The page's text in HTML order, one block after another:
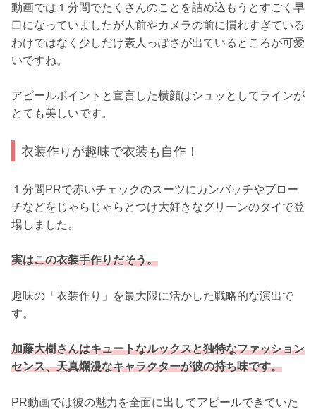
動画では１分間でたくさんのことを詰め込もうとすごく早
口になっていましたが人前やカメラの前に慣れすぎている
わけではなく少しだけ素人っぽさが出ているところが可愛
いですね。
アピールポイントと宣言した横顔はシュッとしてラインが
とても美しいです。
衣装作りが趣味で衣装も自作！
１分間PRで赤いチェックのスーツにカンバッチやブロー
チなどをじゃらじゃらとつけ大好きなグリーンのタイで登
場しました。
実はこの衣装手作りだそう。
趣味の「衣装作り」を最大限に活かした戦略的な演出で
す。
加藤大樹さんはキュートなルックスと独特なファッション
センス、天真爛漫なキャラクターが彼の持ち味です。
PR動画では彼の魅力を全面に出してアピールできていた